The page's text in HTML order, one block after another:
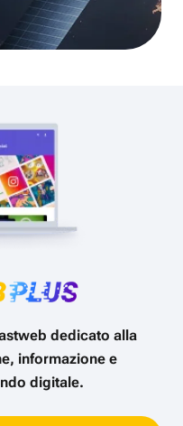
dedicato alla
informazione e
digitale.